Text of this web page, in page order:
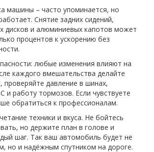
машины – часто упоминается, но
Снятие задних сидений,
дисков и алюминиевых капотов может
процентов к ускорению без
любые изменения влияют на
каждого вмешательства делайте
проверяйте давление в шинах,
и работу тормозов. Если чувствуете
обратиться к профессионалам.
техники и вкуса. Не бойтесь
но держите план в голове и
шаг. Так ваш автомобиль будет не
но и надёжным спутником на дороге.